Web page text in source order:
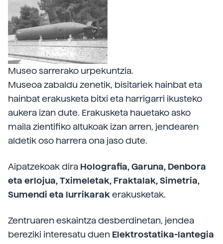
Museo sarrerako urpekuntzia.
Museoa zabaldu zenetik, bisitariek hainbat eta
hainbat erakusketa bitxi eta harrigarri ikusteko
aukera izan dute. Erakusketa hauetako asko
maila zientifiko altukoak izan arren, jendearen
aldetik oso harrera ona jaso dute.
Aipatzekoak dira Holografia, Garuna, Denbora
eta erlojua, Tximeletak, Fraktalak, Simetria,
Sumendi eta lurrikarakerakusketak.
Zentruaren eskaintza desberdinetan, jendea
bereziki interesatu duen Elektrostatika-lantegia